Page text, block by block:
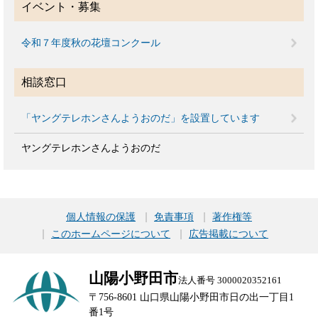
イベント・募集
令和７年度秋の花壇コンクール
相談窓口
「ヤングテレホンさんようおのだ」を設置しています
ヤングテレホンさんようおのだ
個人情報の保護 免責事項
著作権等
このホームページについて
広告掲載について
山陽小野田市法人番号 3000020352161
〒756-8601 山口県山陽小野田市日の出一丁目1
番1号